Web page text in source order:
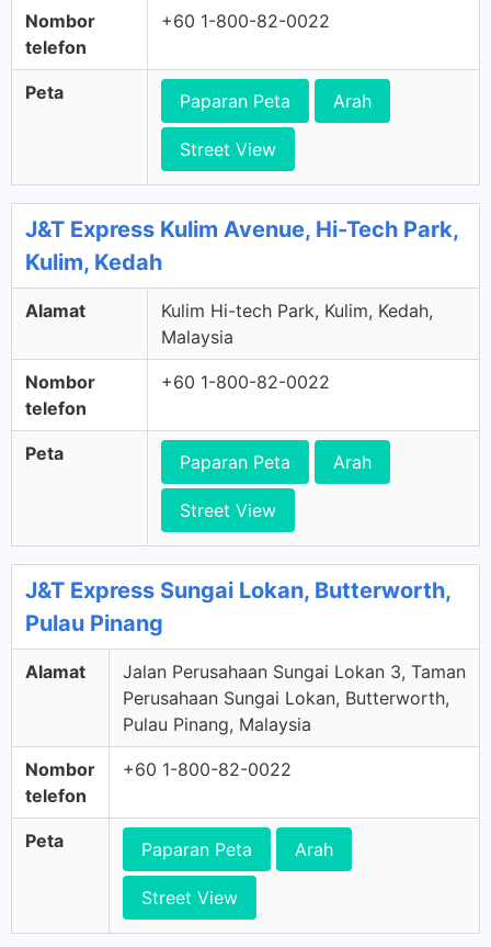
Nombor
telefon
+60 1-800-82-0022
Peta Paparan Peta Arah
Street View
J&T Express Kulim Avenue, Hi-Tech Park,
Kulim, Kedah
Alamat
Kulim Hi-tech Park, Kulim, Kedah,
Malaysia
Nombor
telefon
+60 1-800-82-0022
Peta Paparan Peta Arah
Street View
J&T Express Sungai Lokan, Butterworth,
Pulau Pinang
Alamat
Jalan Perusahaan Sungai Lokan 3, Taman
Perusahaan Sungai Lokan, Butterworth,
Pulau Pinang, Malaysia
Nombor
telefon
+60 1-800-82-0022
Peta Paparan Peta Arah
Street View